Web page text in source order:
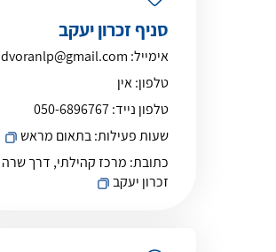
סניף זכרון יעקב
אימייל: dvoranlp@gmail.com
טלפון:אין
טלפון נייד:050-6896767
שעות פעילות:בתאום מראש
כתובת:
זכרון יעקב